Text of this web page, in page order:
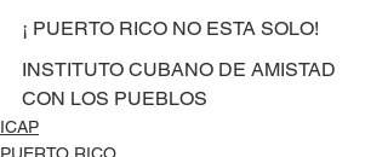
¡ PUERTO RICO NO ESTA SOLO!
INSTITUTO CUBANO DE AMISTAD
CON LOS PUEBLOS
ICAP
PUERTO RICO